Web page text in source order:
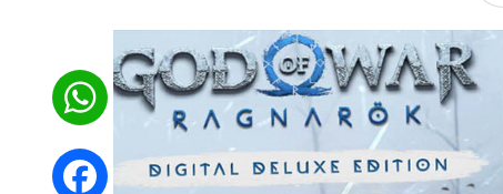
WhatsApp